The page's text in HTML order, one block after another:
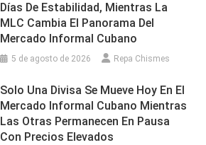
Días De Estabilidad, Mientras La
MLC Cambia El Panorama Del
Mercado Informal Cubano
5 de agosto de 2026 Repa Chismes
Solo Una Divisa Se Mueve Hoy En El
Mercado Informal Cubano Mientras
Las Otras Permanecen En Pausa
Con Precios Elevados